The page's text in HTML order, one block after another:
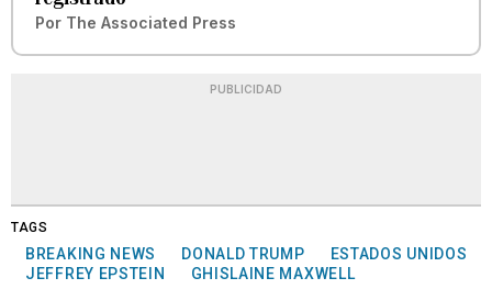
Por The Associated Press
PUBLICIDAD
TAGS
BREAKING NEWS DONALD TRUMP
ESTADOS UNIDOS
JEFFREY EPSTEIN
GHISLAINE MAXWELL